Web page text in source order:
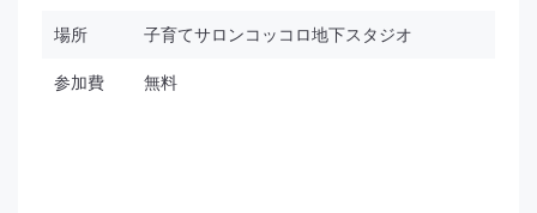
場所 子育てサロンコッコロ地下スタジオ
参加費 無料